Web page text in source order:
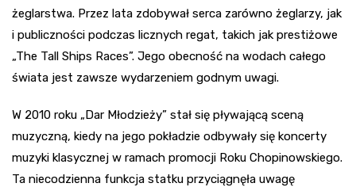
żeglarstwa. Przez lata zdobywał serca zarówno żeglarzy, jak
i publiczności podczas licznych regat, takich jak prestiżowe
„The Tall Ships Races”. Jego obecność na wodach całego
świata jest zawsze wydarzeniem godnym uwagi.
W 2010 roku „Dar Młodzieży” stał się pływającą sceną
muzyczną, kiedy na jego pokładzie odbywały się koncerty
muzyki klasycznej w ramach promocji Roku Chopinowskiego.
Ta niecodzienna funkcja statku przyciągnęła uwagę